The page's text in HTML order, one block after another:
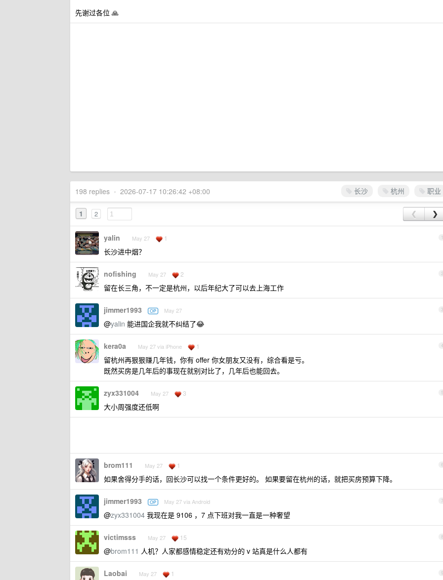
先谢过各位 🙏
长沙 杭州 职业
198 replies • 2026-07-17 10:26:42 +08:00
1 2 ❮ ❯
1
yalin May 27 1
长沙进中烟？
2
nofishing May 27 2
留在长三角，不一定是杭州，以后年纪大了可以去上海工作
3
jimmer1993 OP May 27
@yalin 能进国企我就不纠结了😂
4
kera0a May 27 via iPhone 1
留杭州再狠狠赚几年钱，你有 offer 你女朋友又没有，综合看是亏。
既然买房是几年后的事现在就别对比了，几年后也能回去。
5
zyx331004 May 27 3
大小周强度还低啊
6
brom111 May 27 1
如果舍得分手的话，回长沙可以找一个条件更好的。 如果要留在杭州的话，就把买房预算下降。
7
jimmer1993 OP May 27 via Android
@zyx331004 我现在是 9106 ，7 点下班对我一直是一种奢望
8
victimsss May 27 15
@brom111 人机？人家都感情稳定还有劝分的 v 站真是什么人都有
9
Laobai May 27 1